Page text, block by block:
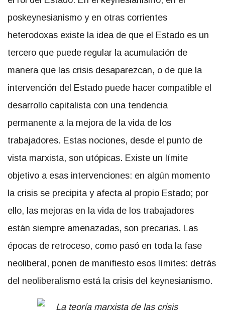
poskeynesianismo y en otras corrientes
heterodoxas existe la idea de que el Estado es un
tercero que puede regular la acumulación de
manera que las crisis desaparezcan, o de que la
intervención del Estado puede hacer compatible el
desarrollo capitalista con una tendencia
permanente a la mejora de la vida de los
trabajadores. Estas nociones, desde el punto de
vista marxista, son utópicas. Existe un límite
objetivo a esas intervenciones: en algún momento
la crisis se precipita y afecta al propio Estado; por
ello, las mejoras en la vida de los trabajadores
están siempre amenazadas, son precarias. Las
épocas de retroceso, como pasó en toda la fase
neoliberal, ponen de manifiesto esos límites: detrás
del neoliberalismo está la crisis del keynesianismo.